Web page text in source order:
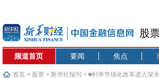
股
频道首页 要闻 焦点
首页 > 股票 > 新华社报刊 > ■利率市场化改革进入深